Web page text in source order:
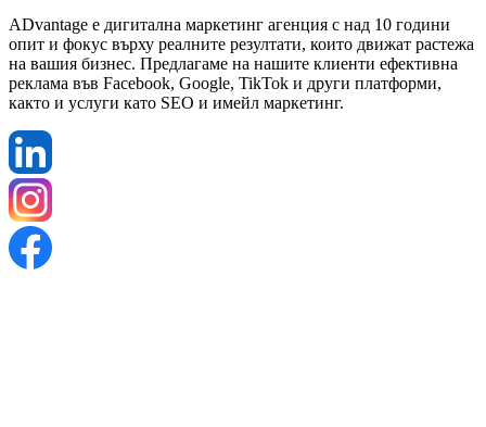
ADvantage е дигитална маркетинг агенция с над 10 години
опит и фокус върху реалните резултати, които движат растежа
на вашия бизнес. Предлагаме на нашите клиенти ефективна
реклама във Facebook, Google, TikTok и други платформи,
както и услуги като SEO и имейл маркетинг.